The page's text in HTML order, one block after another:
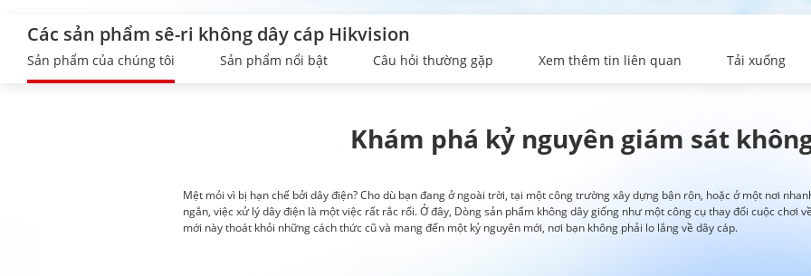
Các sản phẩm sê-ri không dây cáp Hikvision
Sản phẩm của chúng tôi Sản phẩm nổi bật Câu hỏi thường gặp Xem thêm tin liên quan Tải xuống
Mệt mỏi vì bị hạn chế bởi dây điện? Cho dù bạn đang ở ngoài trời, tại một công trường xây dựng bận rộn, hoặc ở một nơi
ngắn, việc xử lý dây điện là một việc rất rắc rối. Ở đây, Dòng sản phẩm không dây giống như một công cụ thay đổi cuộc chơi
mới này thoát khỏi những cách thức cũ và mang đến một kỷ nguyên mới, nơi bạn không phải lo lắng về dây cáp.
Khám phá kỷ nguyên giám sát